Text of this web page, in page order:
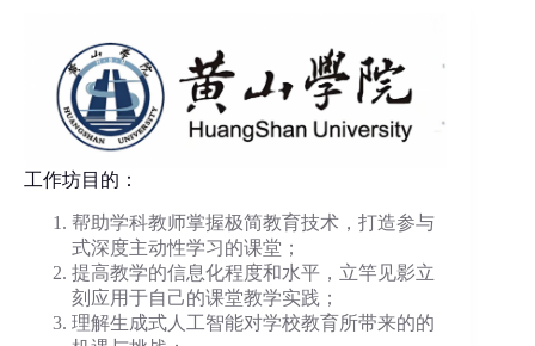
工作坊目的：
帮助学科教师掌握极简教育技术，打造参与
式深度主动性学习的课堂；
提高教学的信息化程度和水平，立竿见影立
刻应用于自己的课堂教学实践；
理解生成式人工智能对学校教育所带来的的